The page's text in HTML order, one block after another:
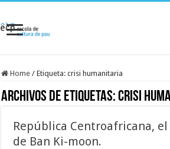
Home / Etiqueta:crisi humanitaria
Archivos de etiquetas:crisi
República Centroafricana,
de Ban Ki-moon.